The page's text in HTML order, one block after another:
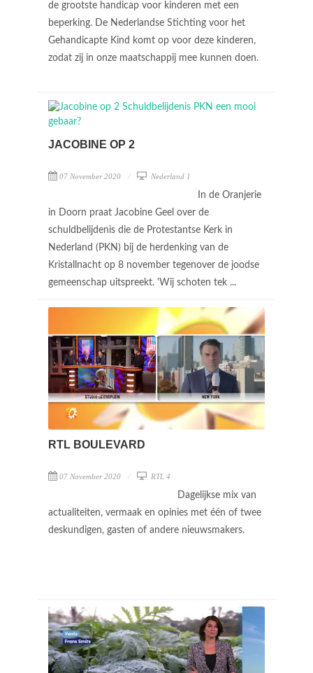
de grootste handicap voor kinderen met een
beperking. De Nederlandse Stichting voor het
Gehandicapte Kind komt op voor deze kinderen,
zodat zij in onze maatschappij mee kunnen doen.
JACOBINE OP 2
07 November 2020 Nederland 1
In de Oranjerie
in Doorn praat Jacobine Geel over de
schuldbelijdenis die de Protestantse Kerk in
Nederland (PKN) bij de herdenking van de
Kristallnacht op 8 november tegenover de joodse
gemeenschap uitspreekt. 'Wij schoten tek ...
RTL BOULEVARD
07 November 2020 RTL 4
Dagelijkse mix van
actualiteiten, vermaak en opinies met één of twee
deskundigen, gasten of andere nieuwsmakers.